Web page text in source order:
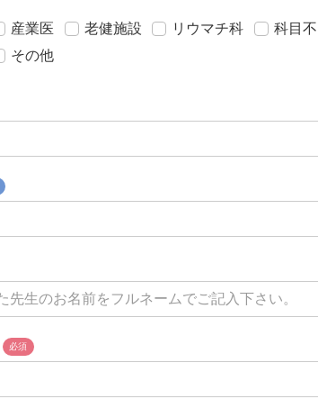
産業医 老健施設 リウマチ科
科目
その他
必須